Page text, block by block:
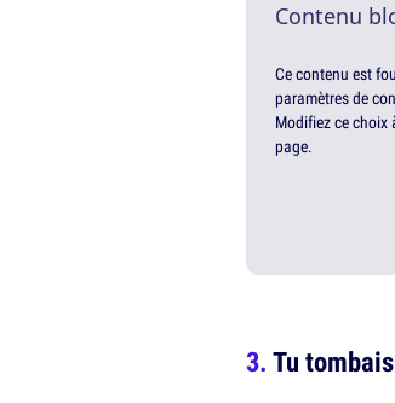
Contenu
Ce contenu est
paramètres de
Modifiez ce choix
page.
Tu